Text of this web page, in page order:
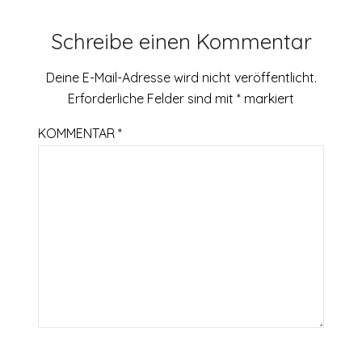
Schreibe einen Kommentar
Deine E-Mail-Adresse wird nicht veröffentlicht.
Erforderliche Felder sind mit * markiert
KOMMENTAR*